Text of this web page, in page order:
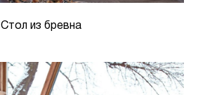
Стол из бревна